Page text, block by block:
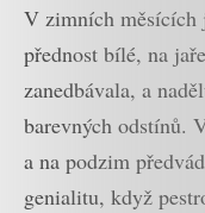
V zimních měsících
přednost bílé, na
zanedbávala, a
barevných odstínů.
a na podzim
genialitu, když